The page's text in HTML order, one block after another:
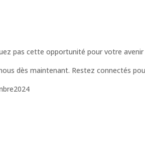
pas cette opportunité pour votre avenir
dès maintenant. Restez connectés